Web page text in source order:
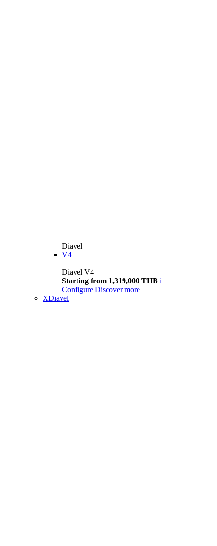
Diavel
V4
Diavel V4
Starting from 1,319,000 THB i
Configure Discover more
XDiavel